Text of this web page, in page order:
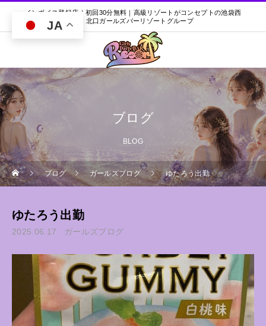
インボイス登録店｜初回30分無料｜高級リゾートがコンセプトの池袋西
口・北口ガールズバーリゾートグループ
ブログ
BLOG
ブログ ガールズブログ ゆたろう出勤
ゆたろう出勤
2025.06.17 ガールズブログ
JA